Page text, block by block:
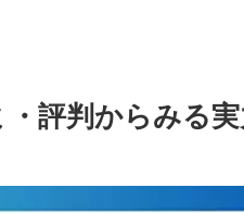
評判からみる